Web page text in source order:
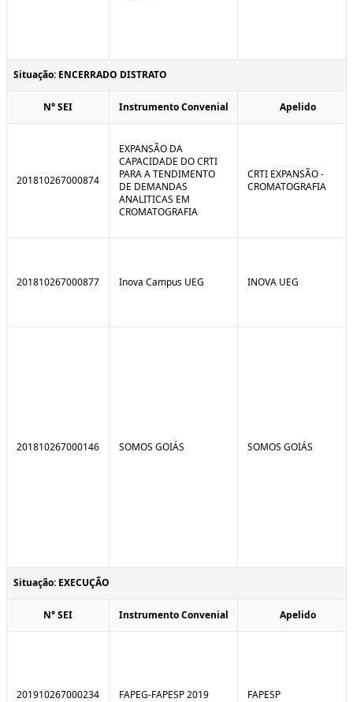
Situação: ENCERRADO DISTRATO
N° SEI Instrumento Convenial Apelido
201810267000874
EXPANSÃO DA
CAPACIDADE DO CRTI
PARA A TENDIMENTO
DE DEMANDAS
ANALITICAS EM
CROMATOGRAFIA
CRTI EXPANSÃO -
CROMATOGRAFIA
201810267000877 Inova Campus UEG INOVA UEG
201810267000146 SOMOS GOIÁS SOMOS GOIÁS
Situação: EXECUÇÃO
N° SEI Instrumento Convenial Apelido
201910267000234 FAPEG-FAPESP 2019 FAPESP